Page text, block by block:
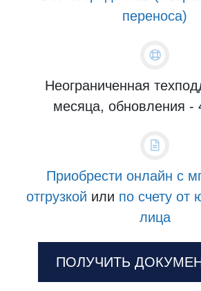
переноса)
Неограниченная
месяца, обновления -
Приобрести онлайн с
отгрузкой или по счету от
лица
ПОЛУЧИТЬ